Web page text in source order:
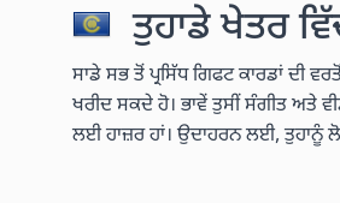
ਤੁਹਾਡੇ ਖੇਤਰ
ਸਾਡੇ ਸਭ ਤੋਂ ਪ੍ਰਸਿੱਧ ਗਿਫਟ ਕਾਰਡਾਂ ਦੀ
ਖਰੀਦ ਸਕਦੇ ਹੋ। ਭਾਵੇਂ ਤੁਸੀਂ ਸੰਗੀਤ ਅਤੇ
ਲਈ ਹਾਜ਼ਰ ਹਾਂ। ਉਦਾਹਰਨ ਲਈ, ਤੁਹਾਨੂੰ